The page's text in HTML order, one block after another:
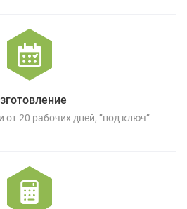
от 20 рабочих дней, “под ключ”